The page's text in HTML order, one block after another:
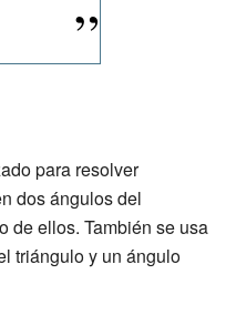
para resolver
dos ángulos del
de ellos. También se usa
triángulo y un ángulo